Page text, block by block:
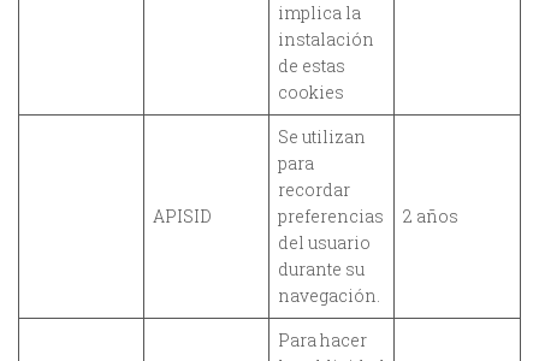
implica la
instalación
de estas
cookies
APISID
Se utilizan
para
recordar
preferencias
del usuario
durante su
navegación.
2 años
Para hacer